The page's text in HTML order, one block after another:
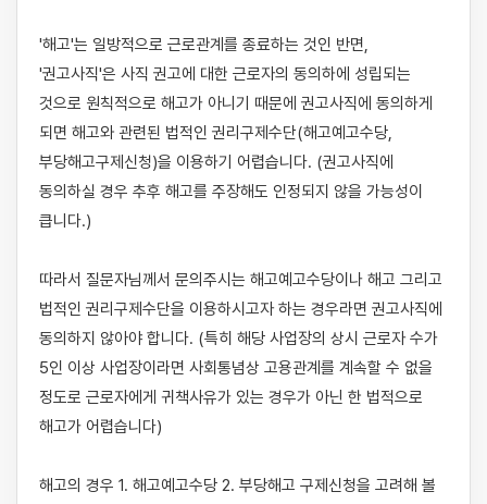
​'해고'는 일방적으로 근로관계를 종료하는 것인 반면,
'권고사직'은 사직 권고에 대한 근로자의 동의하에 성립되는
것으로 원칙적으로 해고가 아니기 때문에 권고사직에 동의하게
되면 해고와 관련된 법적인 권리구제수단(해고예고수당,
부당해고구제신청)을 이용하기 어렵습니다. (권고사직에
동의하실 경우 추후 해고를 주장해도 인정되지 않을 가능성이
큽니다.)
따라서 질문자님께서 문의주시는 해고예고수당이나 해고 그리고
법적인 권리구제수단을 이용하시고자 하는 경우라면 권고사직에
동의하지 않아야 합니다.​ (​특히 해당 사업장의 상시 근로자 수가
5인 이상 사업장이라면 사회통념상 고용관계를 계속할 수 없을​
정도로 근로자에게 귀책사유가 있는 경우가 아닌 한 법적으로
해고가 어렵습니다)
해고의 경우 1. 해고예고수당 2. 부당해고 구제신청을 고려해 볼